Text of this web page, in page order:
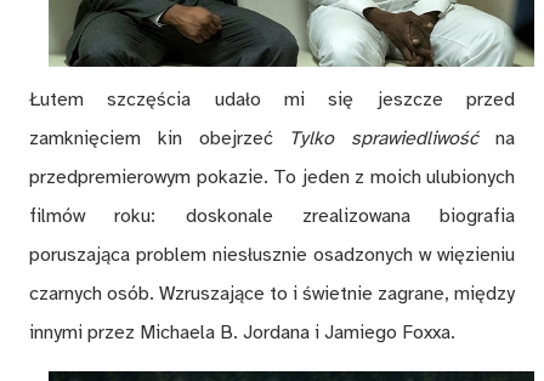
Łutem szczęścia udało mi się jeszcze przed
zamknięciem kin obejrzeć Tylko sprawiedliwośćna
przedpremierowym pokazie. To jeden z moich ulubionych
filmów roku: doskonale zrealizowana biografia
poruszająca problem niesłusznie osadzonych w więzieniu
czarnych osób. Wzruszające to i świetnie zagrane, między
innymi przez Michaela B. Jordana i Jamiego Foxxa.